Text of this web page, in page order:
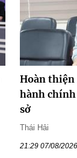
Hoàn thiện
hành chính
sở
Thái Hải
21:29 07/08/2026